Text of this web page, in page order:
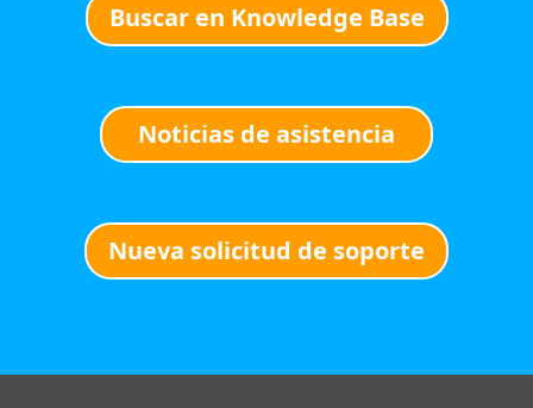
Buscar en Knowledge Base
Noticias de asistencia
Nueva solicitud de soporte